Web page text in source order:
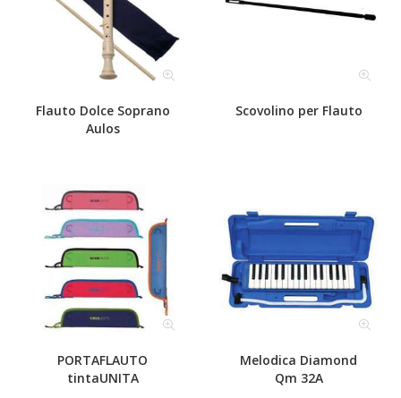
Flauto Dolce Soprano
Aulos
Scovolino per Flauto
PORTAFLAUTO
tintaUNITA
Melodica Diamond
Qm 32A